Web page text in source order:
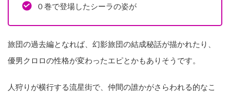
０巻で登場したシーラの姿が
旅団の過去編となれば、幻影旅団の結成秘話が描かれたり、
優男クロロの性格が変わったエピとかもありそうです。
人狩りが横行する流星街で、仲間の誰かがさらわれる的なこ